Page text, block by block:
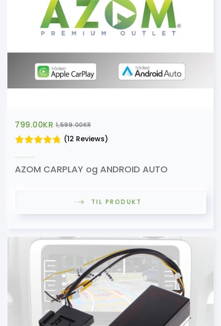
799.00KR 1,599.00KR
(12 Reviews)
AZOM CARPLAY og ANDROID AUTO
TIL PRODUKT